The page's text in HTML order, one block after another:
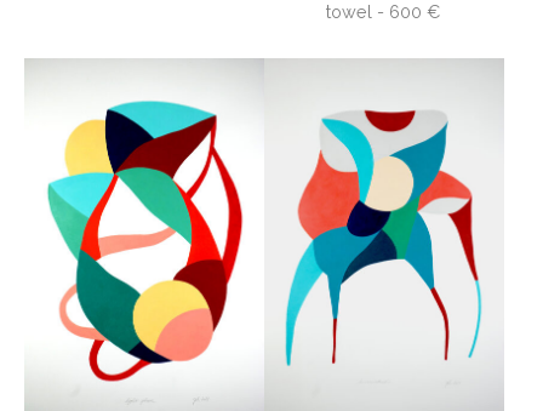
towel - 600 €